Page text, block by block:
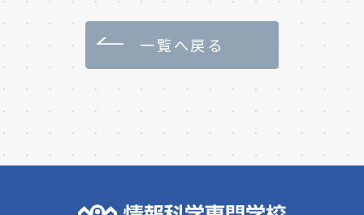
一覧へ戻る